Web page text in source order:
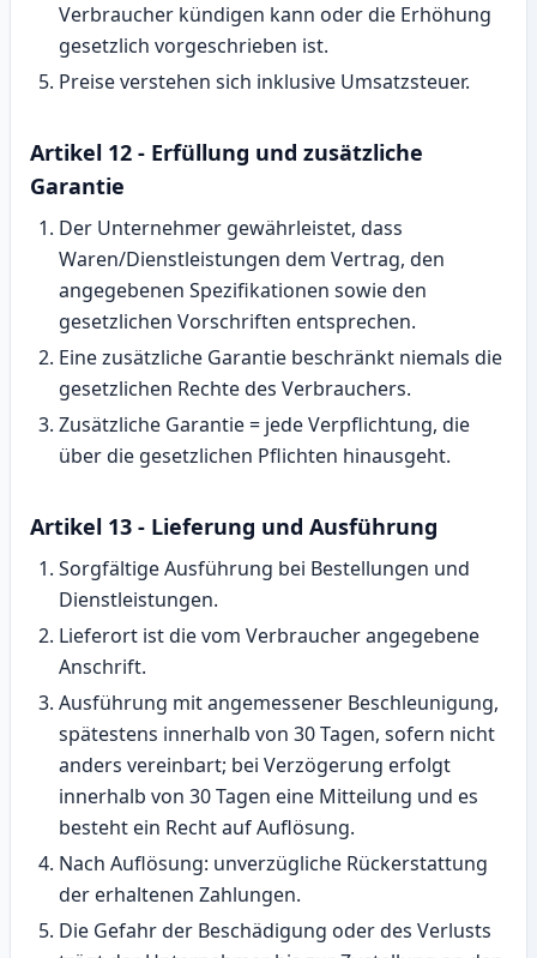
Verbraucher kündigen kann oder die Erhöhung
gesetzlich vorgeschrieben ist.
Preise verstehen sich inklusive Umsatzsteuer.
Artikel 12 - Erfüllung und zusätzliche
Garantie
Der Unternehmer gewährleistet, dass
Waren/Dienstleistungen dem Vertrag, den
angegebenen Spezifikationen sowie den
gesetzlichen Vorschriften entsprechen.
Eine zusätzliche Garantie beschränkt niemals die
gesetzlichen Rechte des Verbrauchers.
Zusätzliche Garantie = jede Verpflichtung, die
über die gesetzlichen Pflichten hinausgeht.
Artikel 13 - Lieferung und Ausführung
Sorgfältige Ausführung bei Bestellungen und
Dienstleistungen.
Lieferort ist die vom Verbraucher angegebene
Anschrift.
Ausführung mit angemessener Beschleunigung,
spätestens innerhalb von 30 Tagen, sofern nicht
anders vereinbart; bei Verzögerung erfolgt
innerhalb von 30 Tagen eine Mitteilung und es
besteht ein Recht auf Auflösung.
Nach Auflösung: unverzügliche Rückerstattung
der erhaltenen Zahlungen.
Die Gefahr der Beschädigung oder des Verlusts